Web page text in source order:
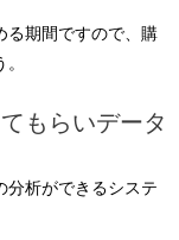
る期間ですので、購
もらいデータ
分析ができるシステ